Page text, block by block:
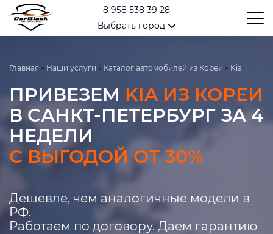
8 958 538 39 28
Выбрать город
Главная » Наши услуги » Каталог автомобилей из Кореи » Kia
ПРИВЕЗЕМ KIA ИЗ КОРЕИ
В САНКТ-ПЕТЕРБУРГ ЗА 4
НЕДЕЛИ
С ВЫГОДОЙ ОТ 30%
Дешевле, чем аналогичные модели в
РФ.
Работаем по договору. Даем гарантию